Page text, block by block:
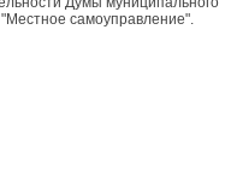
"Местное самоуправление".